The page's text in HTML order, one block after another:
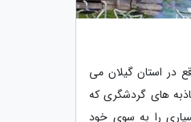
در استان گیلان می
های گردشگری که
را به سوی خود